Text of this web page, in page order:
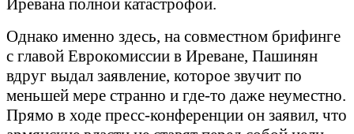
Иревана полной катастрофой.
Однако именно здесь, на совместном брифинге
с главой Еврокомиссии в Иреване, Пашинян
вдруг выдал заявление, которое звучит по
меньшей мере странно и где-то даже неуместно.
Прямо в ходе пресс-конференции он заявил, что